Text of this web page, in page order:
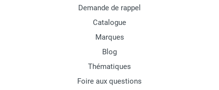
Demande de rappel
Catalogue
Marques
Blog
Thématiques
Foire aux questions